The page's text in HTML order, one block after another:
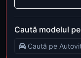
Caută modelul
Caută pe